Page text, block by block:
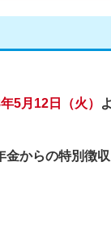
5月12日（火）
からの特別徴